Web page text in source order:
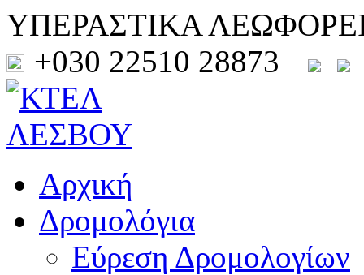
ΥΠΕΡΑΣΤΙΚΑ
+030 22510 28873
Αρχική
Δρομολόγια
Εύρεση Δρομολογίων